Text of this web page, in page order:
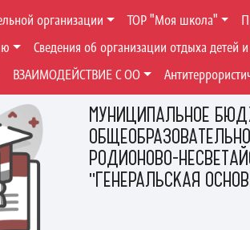
МУНИЦИПАЛЬНОЕ
РОДИОНОВО-
"ГЕНЕРАЛЬСКАЯ
организации ТОР "Моя школа"
Сведения об организации отдыха детей
ВЗАИМОДЕЙСТВИЕ С ОО